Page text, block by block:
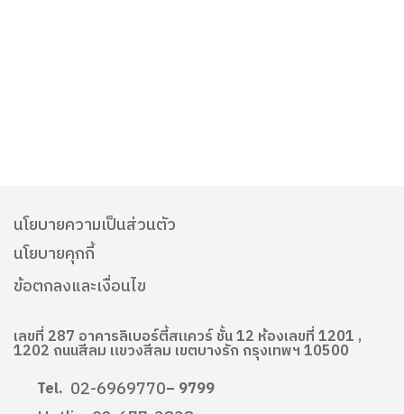
นโยบายความเป็นส่วนตัว
นโยบายคุกกี้
ข้อตกลงและเงื่อนไข
เลขที่ 287 อาคารลิเบอร์ตี้สแควร์ ชั้น 12 ห้องเลขที่ 1201 ,
1202 ถนนสีลม แขวงสีลม เขตบางรัก กรุงเทพฯ 10500
Tel. 02-6969770– 9799